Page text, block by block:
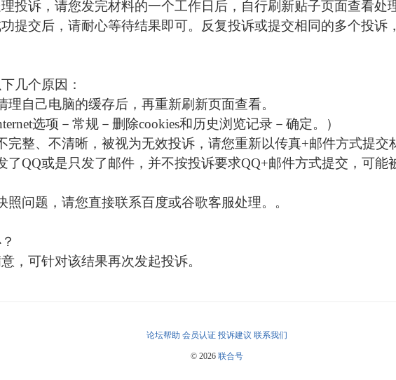
投诉，请您发完材料的一个工作日后，自行刷新贴子页面查看处
提交后，请耐心等待结果即可。反复投诉或提交相同的多个投诉
几个原因：
自己电脑的缓存后，再重新刷新页面查看。
选项－常规－删除cookies和历史浏览记录－确定。）
完整、不清晰，被视为无效投诉，请您重新以传真+邮件方式提交
了QQ或是只发了邮件，并不按投诉要求QQ+邮件方式提交，可能
问题，请您直接联系百度或谷歌客服处理。。
，可针对该结果再次发起投诉。
论坛帮助 会员认证 投诉建议 联系我们
© 2026 联合号